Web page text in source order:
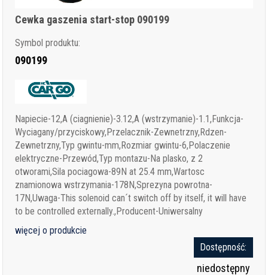
Cewka gaszenia start-stop 090199
Symbol produktu:
090199
Napiecie-12,A (ciagnienie)-3.12,A (wstrzymanie)-1.1,Funkcja-
Wyciagany/przyciskowy,Przelacznik-Zewnetrzny,Rdzen-
Zewnetrzny,Typ gwintu-mm,Rozmiar gwintu-6,Polaczenie
elektryczne-Przewód,Typ montazu-Na plasko, z 2
otworami,Sila pociagowa-89N at 25.4 mm,Wartosc
znamionowa wstrzymania-178N,Sprezyna powrotna-
17N,Uwaga-This solenoid can´t switch off by itself, it will have
to be controlled externally.,Producent-Uniwersalny
więcej o produkcie
Dostępność:
niedostępny